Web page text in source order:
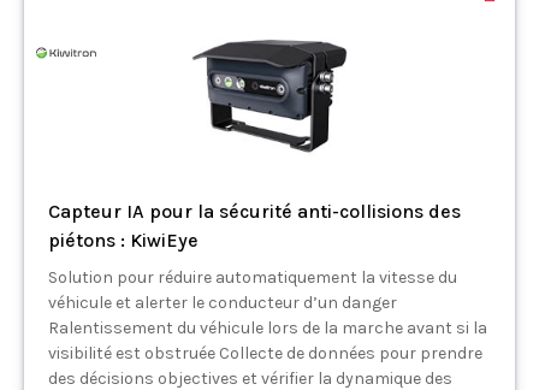
Capteur IA pour la sécurité anti-collisions des
piétons : KiwiEye
Solution pour réduire automatiquement la vitesse du
véhicule et alerter le conducteur d’un danger
Ralentissement du véhicule lors de la marche avant si la
visibilité est obstruée Collecte de données pour prendre
des décisions objectives et vérifier la dynamique des